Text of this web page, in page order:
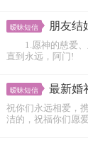
暧昧短信 朋友结
1.愿神的慈爱、
直到永远，阿门!
暧昧短信 最新婚
祝你们永远相爱，
洁的，祝福你们愿